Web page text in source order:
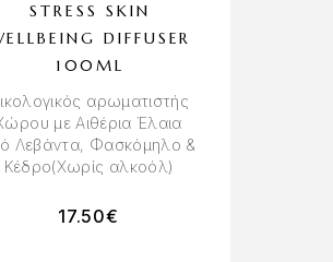
STRESS SKIN
DIFFUSER
100ML
αρωματιστής
με Αιθέρια Έλαια
Λεβάντα, Φασκόμηλο &
Κέδρο(Χωρίς αλκοόλ)
17.50€